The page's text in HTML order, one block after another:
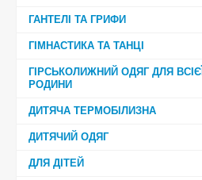
ГАНТЕЛІ ТА ГРИФИ
ГІМНАСТИКА ТА ТАНЦІ
ГІРСЬКОЛИЖНИЙ ОДЯГ ДЛЯ ВСІЄЇ
РОДИНИ
ДИТЯЧА ТЕРМОБІЛИЗНА
ДИТЯЧИЙ ОДЯГ
ДЛЯ ДІТЕЙ